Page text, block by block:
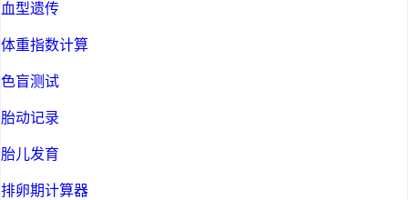
血型遗传
体重指数计算
色盲测试
胎动记录
胎儿发育
排卵期计算器